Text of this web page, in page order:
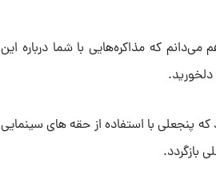
که مذاکره‌هایی با شما درباره این
پنجعلی با استفاده از حقه های سینمایی
بازگردد.